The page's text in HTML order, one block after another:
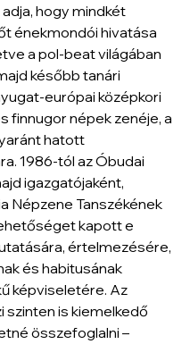
hogy mindkét
énekmondói hivatása
a pol-beat világában
később tanári
európai középkori
finnugor népek zenéje, a
hatott
1986-tól az Óbudai
igazgatójaként,
Népzene Tanszékének
kapott e
értelmezésére,
és habitusának
képviseletére. Az
szinten is kiemelkedő
összefoglalni –